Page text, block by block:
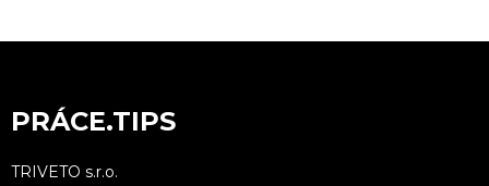
PRÁCE.TIPS
TRIVETO s.r.o.